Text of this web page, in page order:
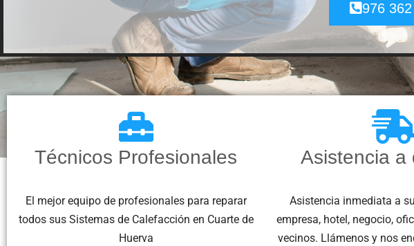
976
Técnicos Profesionales
El mejor equipo de profesionales para reparar
todos sus Sistemas de Calefacción en Cuarte de
Huerva
Asistencia a
Asistencia inmediata a
empresa, hotel, negocio,
vecinos. Llámenos y nos